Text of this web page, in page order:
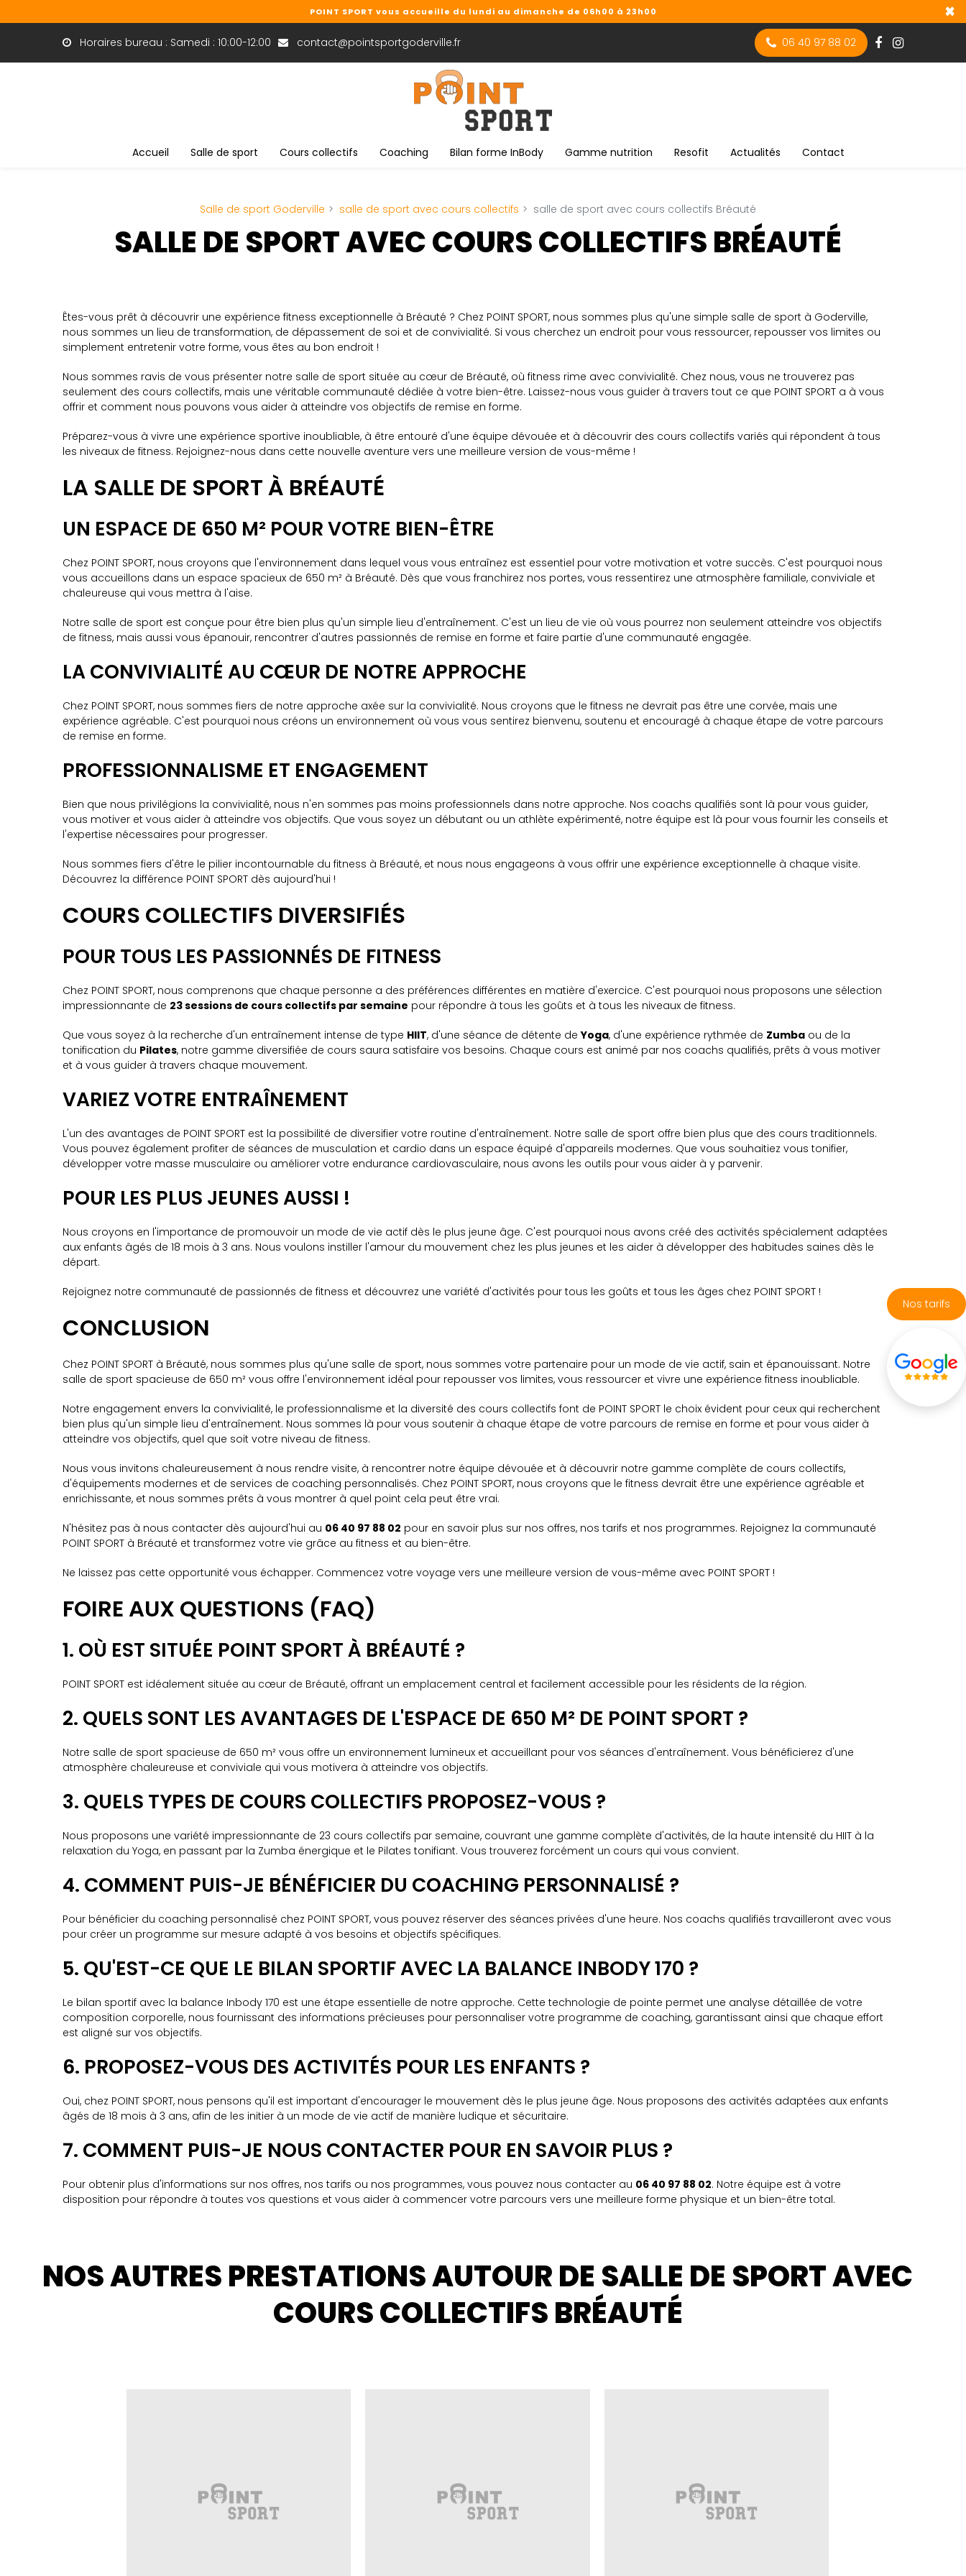
POINT SPORT vous accueille du lundi au dimanche de 06h00 à 23h00 ×
Horaires bureau : Samedi : 10:00-12:00 contact@pointsportgoderville.fr 06 40 97 88 02
Accueil Salle de sport Cours collectifs Coaching Bilan forme InBody Gamme nutrition Resofit Actualités Contact
Salle de sport Goderville salle de sport avec cours collectifs salle de sport avec cours collectifs Bréauté
SALLE DE SPORT AVEC COURS COLLECTIFS BRÉAUTÉ
Êtes-vous prêt à découvrir une expérience fitness exceptionnelle à Bréauté ? Chez POINT SPORT, nous sommes plus qu'une simple salle de sport à Goderville,
nous sommes un lieu de transformation, de dépassement de soi et de convivialité. Si vous cherchez un endroit pour vous ressourcer, repousser vos limites ou
simplement entretenir votre forme, vous êtes au bon endroit !
Nous sommes ravis de vous présenter notre salle de sport située au cœur de Bréauté, où fitness rime avec convivialité. Chez nous, vous ne trouverez pas
seulement des cours collectifs, mais une véritable communauté dédiée à votre bien-être. Laissez-nous vous guider à travers tout ce que POINT SPORT a à vous
offrir et comment nous pouvons vous aider à atteindre vos objectifs de remise en forme.
Préparez-vous à vivre une expérience sportive inoubliable, à être entouré d'une équipe dévouée et à découvrir des cours collectifs variés qui répondent à tous
les niveaux de fitness. Rejoignez-nous dans cette nouvelle aventure vers une meilleure version de vous-même !
LA SALLE DE SPORT À BRÉAUTÉ
UN ESPACE DE 650 M² POUR VOTRE BIEN-ÊTRE
Chez POINT SPORT, nous croyons que l'environnement dans lequel vous vous entraînez est essentiel pour votre motivation et votre succès. C'est pourquoi nous
vous accueillons dans un espace spacieux de 650 m² à Bréauté. Dès que vous franchirez nos portes, vous ressentirez une atmosphère familiale, conviviale et
chaleureuse qui vous mettra à l'aise.
Notre salle de sport est conçue pour être bien plus qu'un simple lieu d'entraînement. C'est un lieu de vie où vous pourrez non seulement atteindre vos objectifs
de fitness, mais aussi vous épanouir, rencontrer d'autres passionnés de remise en forme et faire partie d'une communauté engagée.
LA CONVIVIALITÉ AU CŒUR DE NOTRE APPROCHE
Chez POINT SPORT, nous sommes fiers de notre approche axée sur la convivialité. Nous croyons que le fitness ne devrait pas être une corvée, mais une
expérience agréable. C'est pourquoi nous créons un environnement où vous vous sentirez bienvenu, soutenu et encouragé à chaque étape de votre parcours
de remise en forme.
PROFESSIONNALISME ET ENGAGEMENT
Bien que nous privilégions la convivialité, nous n'en sommes pas moins professionnels dans notre approche. Nos coachs qualifiés sont là pour vous guider,
vous motiver et vous aider à atteindre vos objectifs. Que vous soyez un débutant ou un athlète expérimenté, notre équipe est là pour vous fournir les conseils et
l'expertise nécessaires pour progresser.
Nous sommes fiers d'être le pilier incontournable du fitness à Bréauté, et nous nous engageons à vous offrir une expérience exceptionnelle à chaque visite.
Découvrez la différence POINT SPORT dès aujourd'hui !
COURS COLLECTIFS DIVERSIFIÉS
POUR TOUS LES PASSIONNÉS DE FITNESS
Chez POINT SPORT, nous comprenons que chaque personne a des préférences différentes en matière d'exercice. C'est pourquoi nous proposons une sélection
impressionnante de 23 sessions de cours collectifs par semaine pour répondre à tous les goûts et à tous les niveaux de fitness.
Que vous soyez à la recherche d'un entraînement intense de type HIIT, d'une séance de détente deYoga, d'une expérience rythmée de Zumba ou de la
tonification du Pilates, notre gamme diversifiée de cours saura satisfaire vos besoins. Chaque cours est animé par nos coachs qualifiés, prêts à vous motiver
et à vous guider à travers chaque mouvement.
VARIEZ VOTRE ENTRAÎNEMENT
L'un des avantages de POINT SPORT est la possibilité de diversifier votre routine d'entraînement. Notre salle de sport offre bien plus que des cours traditionnels.
Vous pouvez également profiter de séances de musculation et cardio dans un espace équipé d'appareils modernes. Que vous souhaitiez vous tonifier,
développer votre masse musculaire ou améliorer votre endurance cardiovasculaire, nous avons les outils pour vous aider à y parvenir.
POUR LES PLUS JEUNES AUSSI !
Nous croyons en l'importance de promouvoir un mode de vie actif dès le plus jeune âge. C'est pourquoi nous avons créé des activités spécialement adaptées
aux enfants âgés de 18 mois à 3 ans. Nous voulons instiller l'amour du mouvement chez les plus jeunes et les aider à développer des habitudes saines dès le
départ.
Rejoignez notre communauté de passionnés de fitness et découvrez une variété d'activités pour tous les goûts et tous les âges chez POINT SPORT !
CONCLUSION
Chez POINT SPORT à Bréauté, nous sommes plus qu'une salle de sport, nous sommes votre partenaire pour un mode de vie actif, sain et épanouissant. Notre
salle de sport spacieuse de 650 m² vous offre l'environnement idéal pour repousser vos limites, vous ressourcer et vivre une expérience fitness inoubliable.
Notre engagement envers la convivialité, le professionnalisme et la diversité des cours collectifs font de POINT SPORT le choix évident pour ceux qui recherchent
bien plus qu'un simple lieu d'entraînement. Nous sommes là pour vous soutenir à chaque étape de votre parcours de remise en forme et pour vous aider à
atteindre vos objectifs, quel que soit votre niveau de fitness.
Nous vous invitons chaleureusement à nous rendre visite, à rencontrer notre équipe dévouée et à découvrir notre gamme complète de cours collectifs,
d'équipements modernes et de services de coaching personnalisés. Chez POINT SPORT, nous croyons que le fitness devrait être une expérience agréable et
enrichissante, et nous sommes prêts à vous montrer à quel point cela peut être vrai.
N'hésitez pas à nous contacter dès aujourd'hui au 06 40 97 88 02 pour en savoir plus sur nos offres, nos tarifs et nos programmes. Rejoignez la communauté
POINT SPORT à Bréauté et transformez votre vie grâce au fitness et au bien-être.
Ne laissez pas cette opportunité vous échapper. Commencez votre voyage vers une meilleure version de vous-même avec POINT SPORT !
FOIRE AUX QUESTIONS (FAQ)
1. OÙ EST SITUÉE POINT SPORT À BRÉAUTÉ ?
POINT SPORT est idéalement située au cœur de Bréauté, offrant un emplacement central et facilement accessible pour les résidents de la région.
2. QUELS SONT LES AVANTAGES DE L'ESPACE DE 650 M² DE POINT SPORT ?
Notre salle de sport spacieuse de 650 m² vous offre un environnement lumineux et accueillant pour vos séances d'entraînement. Vous bénéficierez d'une
atmosphère chaleureuse et conviviale qui vous motivera à atteindre vos objectifs.
3. QUELS TYPES DE COURS COLLECTIFS PROPOSEZ-VOUS ?
Nous proposons une variété impressionnante de 23 cours collectifs par semaine, couvrant une gamme complète d'activités, de la haute intensité du HIIT à la
relaxation du Yoga, en passant par la Zumba énergique et le Pilates tonifiant. Vous trouverez forcément un cours qui vous convient.
4. COMMENT PUIS-JE BÉNÉFICIER DU COACHING PERSONNALISÉ ?
Pour bénéficier du coaching personnalisé chez POINT SPORT, vous pouvez réserver des séances privées d'une heure. Nos coachs qualifiés travailleront avec vous
pour créer un programme sur mesure adapté à vos besoins et objectifs spécifiques.
5. QU'EST-CE QUE LE BILAN SPORTIF AVEC LA BALANCE INBODY 170 ?
Le bilan sportif avec la balance Inbody 170 est une étape essentielle de notre approche. Cette technologie de pointe permet une analyse détaillée de votre
composition corporelle, nous fournissant des informations précieuses pour personnaliser votre programme de coaching, garantissant ainsi que chaque effort
est aligné sur vos objectifs.
6. PROPOSEZ-VOUS DES ACTIVITÉS POUR LES ENFANTS ?
Oui, chez POINT SPORT, nous pensons qu'il est important d'encourager le mouvement dès le plus jeune âge. Nous proposons des activités adaptées aux enfants
âgés de 18 mois à 3 ans, afin de les initier à un mode de vie actif de manière ludique et sécuritaire.
7. COMMENT PUIS-JE NOUS CONTACTER POUR EN SAVOIR PLUS ?
Pour obtenir plus d'informations sur nos offres, nos tarifs ou nos programmes, vous pouvez nous contacter au 06 40 97 88 02. Notre équipe est à votre
disposition pour répondre à toutes vos questions et vous aider à commencer votre parcours vers une meilleure forme physique et un bien-être total.
NOS AUTRES PRESTATIONS AUTOUR DE SALLE DE SPORT AVEC
COURS COLLECTIFS BRÉAUTÉ
Nos tarifs